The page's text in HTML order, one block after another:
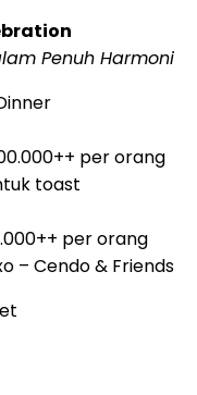
Penuh Harmoni
per orang
toast
per orang
– Cendo & Friends